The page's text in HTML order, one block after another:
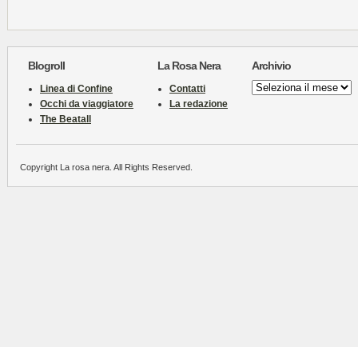
Blogroll
Linea di Confine
Occhi da viaggiatore
The Beatall
La Rosa Nera
Contatti
La redazione
Archivio
Archivio
Copyright La rosa nera. All Rights Reserved.